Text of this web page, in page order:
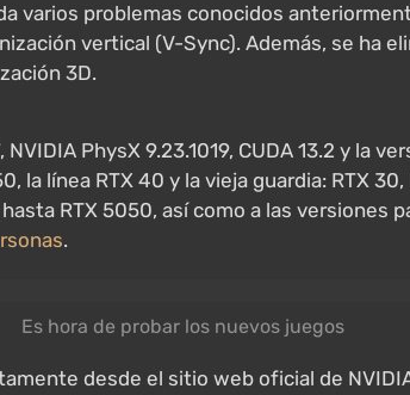
varios problemas conocidos
vertical (V-Sync). Además, se ha
3D.
PhysX 9.23.1019, CUDA 13.2 y la
línea RTX 40 y la vieja guardia: RTX 30,
RTX 5050, así como a las versiones
.
Es hora de probar los nuevos juegos
desde el sitio web oficial de